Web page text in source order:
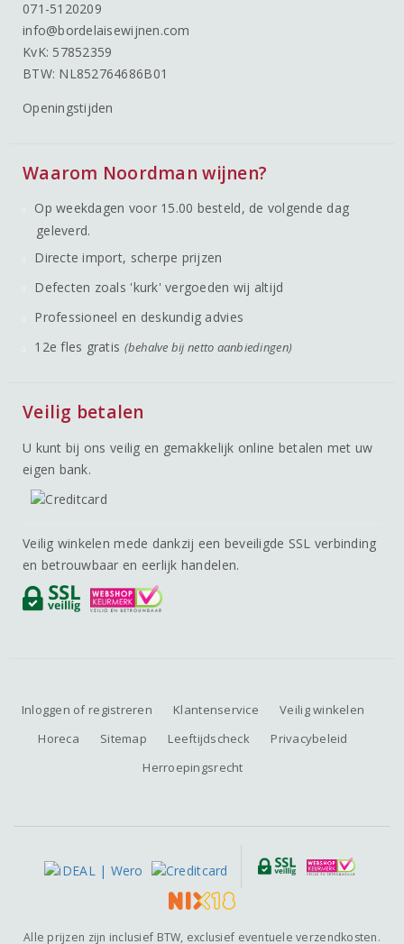
071-5120209
info@bordelaisewijnen.com
KvK: 57852359
BTW: NL852764686B01
Openingstijden
Waarom Noordman wijnen?
Op weekdagen voor 15.00 besteld, de volgende dag
geleverd.
Directe import, scherpe prijzen
Defecten zoals 'kurk' vergoeden wij altijd
Professioneel en deskundig advies
12e fles gratis (behalve bij netto aanbiedingen)
Veilig betalen
U kunt bij ons veilig en gemakkelijk online betalen met uw
eigen bank.
Veilig winkelen mede dankzij een beveiligde SSL verbinding
en betrouwbaar en eerlijk handelen.
Inloggen of registreren Klantenservice
Veilig winkelen
Horeca
Sitemap Leeftijdscheck
Privacybeleid
Herroepingsrecht
Alle prijzen zijn inclusief BTW, exclusief eventuele verzendkosten.